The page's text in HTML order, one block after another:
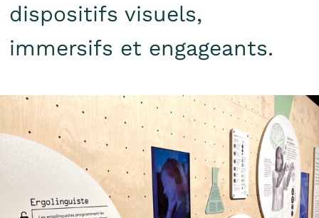
dispositifs visuels,
immersifs et engageants.